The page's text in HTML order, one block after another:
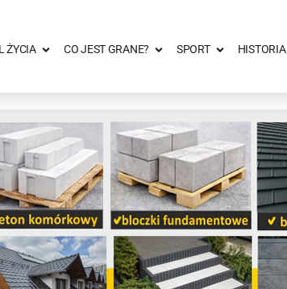
ŻYCIA CO JEST GRANE? SPORT HISTORIA